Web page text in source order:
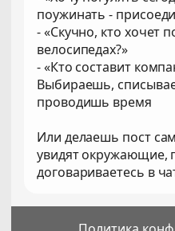
поужинать -
- «Скучно, кто хочет
велосипедах?»
- «Кто составит
Выбираешь,
проводишь время
Или делаешь пост
увидят окружающие,
договариваетесь в